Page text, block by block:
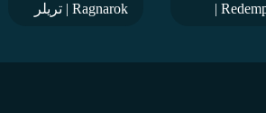
Redemption |
Ragnarok | تریلر